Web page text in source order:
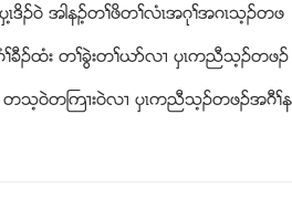
ၚ့ဒိဥ၀ဲ အါနဥ့တႈဖိတႈလံၚအဂုႈအဂၚသ့ဥတဖ
ႈခီဥထံး တႈခြဲးတႈဎဏလ႕ ပွၚကညီသ့ဥတဖဥ
တသ့၀ဲတႀက႕း၀ဲလ႕ ပွၚကညီသ့ဥတဖဥအဂီႈန